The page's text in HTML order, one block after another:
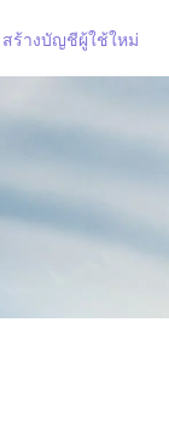
สร้างบัญชีผู้ใช้ใหม่